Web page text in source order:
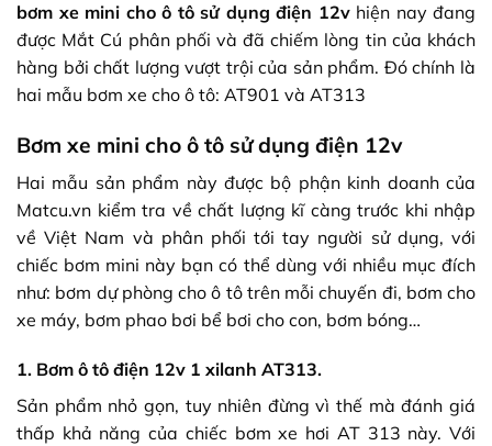
bơm xe mini cho ô tô sử dụng điện 12vhiện nay đang
được Mắt Cú phân phối và đã chiếm lòng tin của khách
hàng bởi chất lượng vượt trội của sản phẩm. Đó chính là
hai mẫu bơm xe cho ô tô: AT901 và AT313
Bơm xe mini cho ô tô sử dụng điện 12v
Hai mẫu sản phẩm này được bộ phận kinh doanh của
Matcu.vn kiểm tra về chất lượng kĩ càng trước khi nhập
về Việt Nam và phân phối tới tay người sử dụng, với
chiếc bơm mini này bạn có thể dùng với nhiều mục đích
như: bơm dự phòng cho ô tô trên mỗi chuyến đi, bơm cho
xe máy, bơm phao bơi bể bơi cho con, bơm bóng…
1. Bơm ô tô điện 12v 1 xilanh AT313.
Sản phẩm nhỏ gọn, tuy nhiên đừng vì thế mà đánh giá
thấp khả năng của chiếc bơm xe hơi AT 313 này. Với